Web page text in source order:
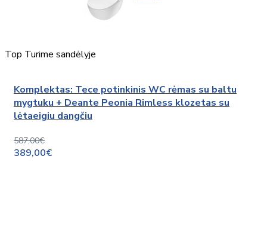
Top Turime sandėlyje
Komplektas: Tece potinkinis WC rėmas su baltu
mygtuku + Deante Peonia Rimless klozetas su
lėtaeigiu dangčiu
587,00€
389,00€